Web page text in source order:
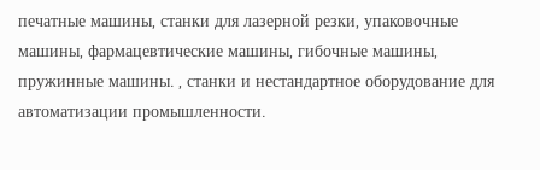
печатные машины, станки для лазерной резки, упаковочные
машины, фармацевтические машины, гибочные машины,
пружинные машины. , станки и нестандартное оборудование для
автоматизации промышленности.